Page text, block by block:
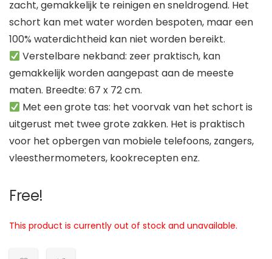
zacht, gemakkelijk te reinigen en sneldrogend. Het
schort kan met water worden bespoten, maar een
100% waterdichtheid kan niet worden bereikt.
Verstelbare nekband: zeer praktisch, kan
gemakkelijk worden aangepast aan de meeste
maten. Breedte: 67 x 72 cm.
Met een grote tas: het voorvak van het schort is
uitgerust met twee grote zakken. Het is praktisch
voor het opbergen van mobiele telefoons, zangers,
vleesthermometers, kookrecepten enz.
Free!
This product is currently out of stock and unavailable.